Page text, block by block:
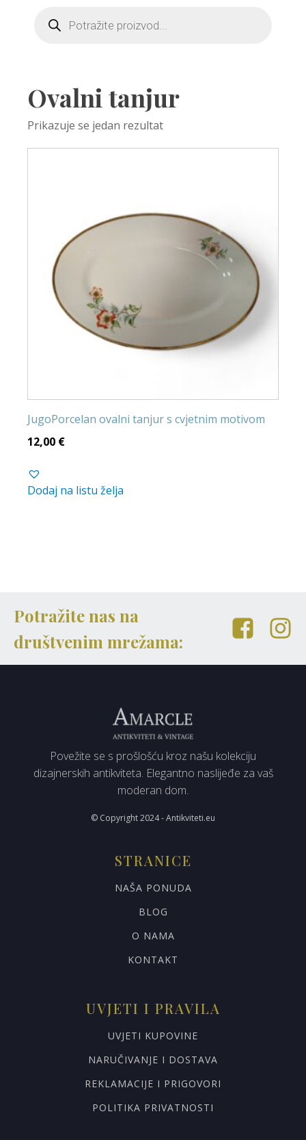
Ovalni tanjur
Prikazuje se jedan rezultat
JugoPorcelan ovalni tanjur s cvjetnim motivom
12,00 €
Dodaj na listu želja
Potražite nas na
društvenim mrežama:
Povežite se s prošlošću kroz našu kolekciju
dizajnerskih antikviteta. Elegantno naslijeđe za vaš
moderan dom.
© Copyright 2024 - Antikviteti.eu
STRANICE
NAŠA PONUDA
BLOG
O NAMA
KONTAKT
UVJETI I PRAVILA
UVJETI KUPOVINE
NARUČIVANJE I DOSTAVA
REKLAMACIJE I PRIGOVORI
POLITIKA PRIVATNOSTI